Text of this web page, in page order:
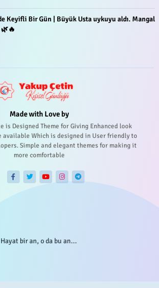
Keyifli Bir Gün | Büyük Usta uykuyu aldı. Mangal
Made with Love by
is Designed Theme for Giving Enhanced look
available Which is designed in User friendly to
Simple and elegant themes for making it
more comfortable
Hayat bir an, o da bu an...